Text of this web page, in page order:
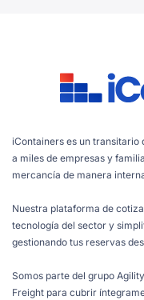
iContainers es un transitario
a miles de empresas y
mercancía de manera
Nuestra plataforma de
tecnología del sector y
gestionando tus reservas
Somos parte del grupo
Freight para cubrir